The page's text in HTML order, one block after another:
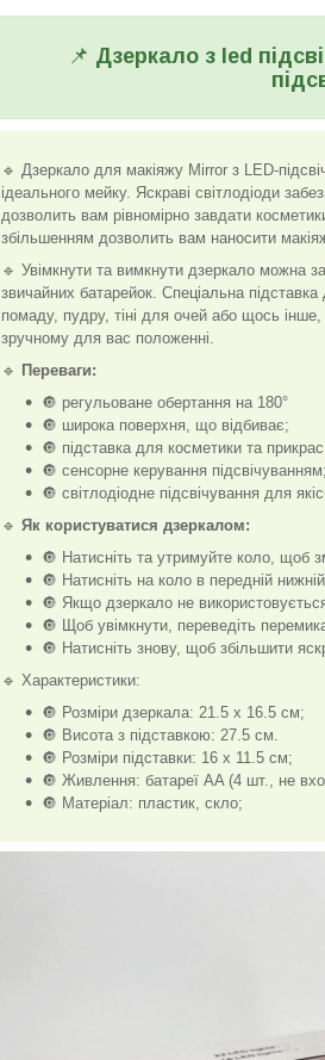
📌 Дзеркало з led
🔹 Дзеркало для макіяжу Mirror з LED-
ідеального мейку. Яскраві світлодіоди
дозволить вам рівномірно завдати
збільшенням дозволить вам наносити
🔹 Увімкнути та вимкнути дзеркало можна
звичайних батарейок. Спеціальна підставка
помаду, пудру, тіні для очей або щось
зручному для вас положенні.
🔹 Переваги:
🔘 регульоване обертання на 180°
🔘 широка поверхня, що відбиває;
🔘 підставка для косметики та прикрас.
🔘 сенсорне керування підсвічуванням;
🔘 світлодіодне підсвічування для
🔹 Як користуватися дзеркалом:
🔘 Натисніть та утримуйте коло, щоб
🔘 Натисніть на коло в передній
🔘 Якщо дзеркало не
🔘 Щоб увімкнути, переведіть
🔘 Натисніть знову, щоб збільшити
🔹 Характеристики:
🔘 Розміри дзеркала: 21.5 x 16.5 см;
🔘 Висота з підставкою: 27.5 см.
🔘 Розміри підставки: 16 x 11.5 см;
🔘 Живлення: батареї AA (4 шт., не
🔘 Матеріал: пластик, скло;